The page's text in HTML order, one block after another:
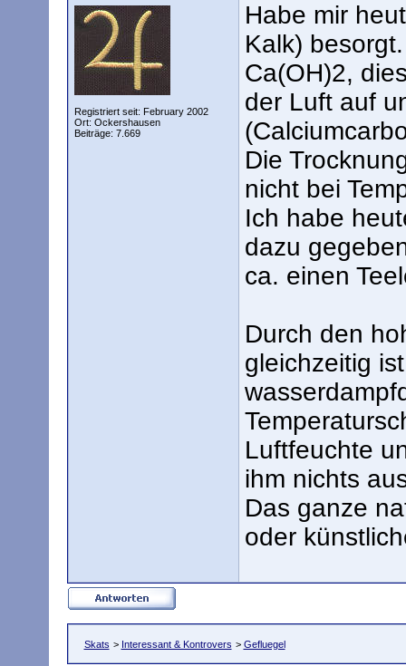
Registriert seit: February 2002
Ort: Ockershausen
Beiträge: 7.669
Habe mir
Kalk)
Ca(OH)2,
der Luft auf
Die
nicht bei
Ich habe
dazu
ca. einen
Durch den
gleichzeitig
Luftfeuchte
ihm nichts
Das ganze
oder
Skats > Interessant & Kontrovers > Gefluegel